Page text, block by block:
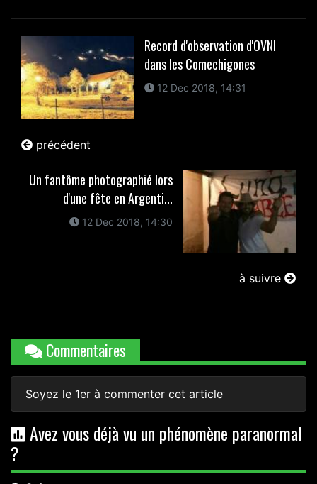
Record d'observation d'OVNI
dans les Comechigones
12 Dec 2018, 14:31
précédent
Un fantôme photographié lors
d'une fête en Argenti...
12 Dec 2018, 14:30
à suivre
Commentaires
Soyez le 1er à commenter cet article
Avez vous déjà vu un phénomène paranormal
?